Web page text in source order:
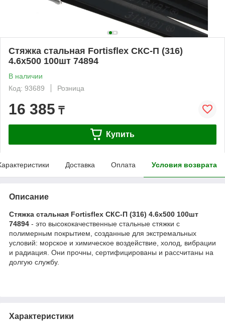
Стяжка стальная Fortisflex СКС-П (316)
4.6x500 100шт 74894
В наличии
Код: 93689
Розница
16 385 ₸
Купить
Доставка Оплата Условия возврата
Описание
Стяжка стальная Fortisflex СКС-П (316) 4.6x500 100шт
74894 - это высококачественные стальные стяжки с
полимерным покрытием, созданные для экстремальных
условий: морское и химическое воздействие, холод, вибрации
и радиация. Они прочны, сертифицированы и рассчитаны на
долгую службу.
Характеристики